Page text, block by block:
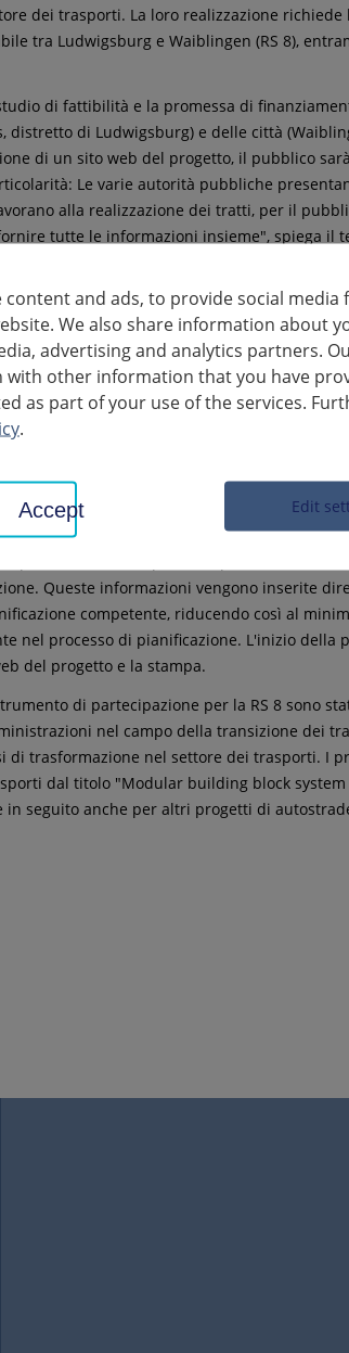
dei trasporti. La loro realizzazione
tra Ludwigsburg e Waiblingen (RS 8),
di fattibilità e la promessa di
distretto di Ludwigsburg) e delle città
di un sito web del progetto, il pubblico
Le varie autorità pubbliche
alla realizzazione dei tratti, per il
tutte le informazioni insieme", spiega il
maggiori informazioni sugli obiettivi del
web è una piattaforma di lavoro interna.
e offre l'opportunità di visualizzare lo
chiara panoramica dei requisiti e dello
questo modo, la piattaforma consente uno
città partecipanti. Le parti coinvolte sono
attraverso il route scout.
pubblica, sarà realizzata con
per visualizzare il percorso pianificato nel
Queste informazioni vengono inserite
competente, riducendo così al
nel processo di pianificazione. L'inizio della
del progetto e la stampa.
di partecipazione per la RS 8 sono
nel campo della transizione dei
di trasformazione nel settore dei trasporti. I
dal titolo "Modular building block
in seguito anche per altri progetti di
content and ads, to provide social media
We also share information about
advertising and analytics partners.
other information that you have
as part of your use of the services.
.
Edit
Accept